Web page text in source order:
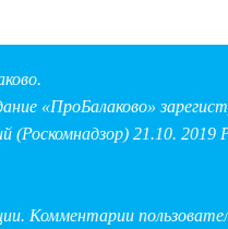
«ПроБалаково»
(Роскомнадзор) 21.10.
Комментарии